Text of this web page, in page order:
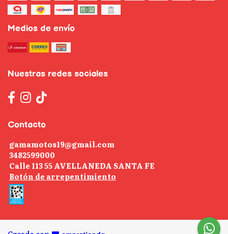
Medios de envío
Nuestras redes sociales
Contacto
gamamotos19@gmail.com
3482599000
Calle 113 55 AVELLANEDA SANTA FE
Botón de arrepentimiento